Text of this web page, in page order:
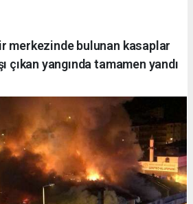
merkezinde bulunan kasaplar
çıkan yangında tamamen yandı